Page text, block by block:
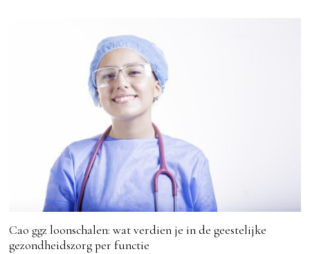
Cao ggz loonschalen: wat verdien je in de geestelijke
gezondheidszorg per functie